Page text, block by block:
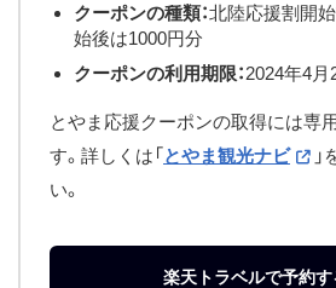
クーポンの種類：北陸応援割開
始後は1000円分
クーポンの利用期限：2024年4月
とやま応援クーポンの取得には専
す。詳しくは「とやま観光ナビ
い。
楽天トラベルで予約す